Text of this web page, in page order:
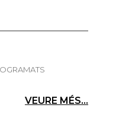
VEURE MÉS...